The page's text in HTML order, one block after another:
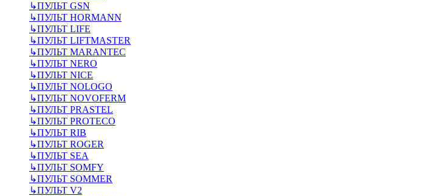
↳ПУЛЬТ GSN
↳ПУЛЬТ HORMANN
↳ПУЛЬТ LIFE
↳ПУЛЬТ LIFTMASTER
↳ПУЛЬТ MARANTEC
↳ПУЛЬТ NERO
↳ПУЛЬТ NICE
↳ПУЛЬТ NOLOGO
↳ПУЛЬТ NOVOFERM
↳ПУЛЬТ PRASTEL
↳ПУЛЬТ PROTECO
↳ПУЛЬТ RIB
↳ПУЛЬТ ROGER
↳ПУЛЬТ SEA
↳ПУЛЬТ SOMFY
↳ПУЛЬТ SOMMER
↳ПУЛЬТ V2